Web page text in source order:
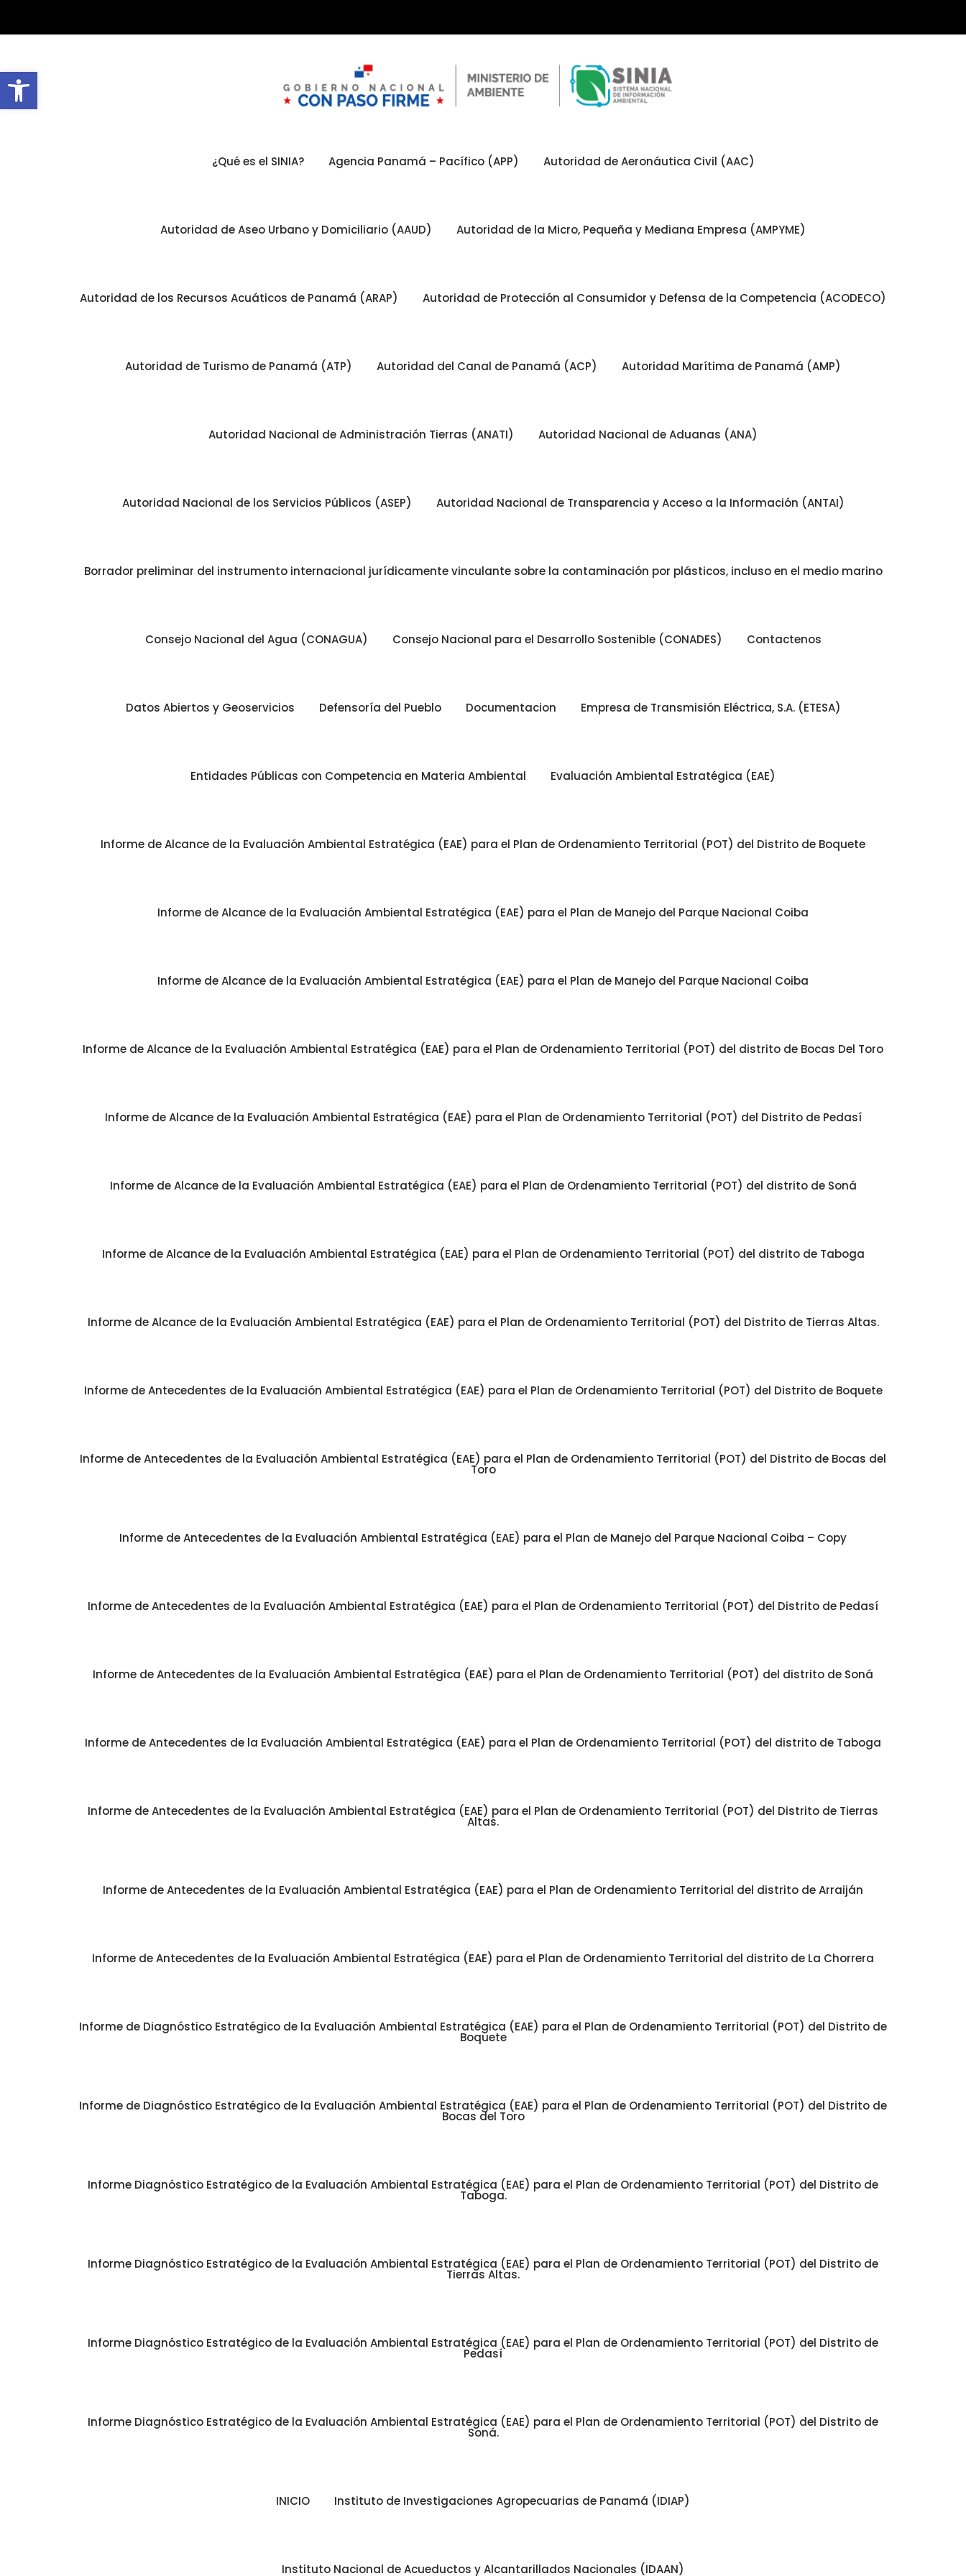
Abrir barra de herramientas
¿Qué es el SINIA? Agencia Panamá – Pacífico (APP) Autoridad de Aeronáutica Civil (AAC)
Autoridad de Aseo Urbano y Domiciliario (AAUD) Autoridad de la Micro, Pequeña y Mediana Empresa (AMPYME)
Autoridad de los Recursos Acuáticos de Panamá (ARAP) Autoridad de Protección al Consumidor y Defensa de la Competencia (ACODECO)
Autoridad de Turismo de Panamá (ATP) Autoridad del Canal de Panamá (ACP) Autoridad Marítima de Panamá (AMP)
Autoridad Nacional de Administración Tierras (ANATI) Autoridad Nacional de Aduanas (ANA)
Autoridad Nacional de los Servicios Públicos (ASEP) Autoridad Nacional de Transparencia y Acceso a la Información (ANTAI)
Borrador preliminar del instrumento internacional jurídicamente vinculante sobre la contaminación por plásticos, incluso en el medio marino
Consejo Nacional del Agua (CONAGUA) Consejo Nacional para el Desarrollo Sostenible (CONADES) Contactenos
Datos Abiertos y Geoservicios Defensoría del Pueblo Documentacion Empresa de Transmisión Eléctrica, S.A. (ETESA)
Entidades Públicas con Competencia en Materia Ambiental Evaluación Ambiental Estratégica (EAE)
Informe de Alcance de la Evaluación Ambiental Estratégica (EAE) para el Plan de Ordenamiento Territorial (POT) del Distrito de Boquete
Informe de Alcance de la Evaluación Ambiental Estratégica (EAE) para el Plan de Manejo del Parque Nacional Coiba
Informe de Alcance de la Evaluación Ambiental Estratégica (EAE) para el Plan de Manejo del Parque Nacional Coiba
Informe de Alcance de la Evaluación Ambiental Estratégica (EAE) para el Plan de Ordenamiento Territorial (POT) del distrito de Bocas Del Toro
Informe de Alcance de la Evaluación Ambiental Estratégica (EAE) para el Plan de Ordenamiento Territorial (POT) del Distrito de Pedasí
Informe de Alcance de la Evaluación Ambiental Estratégica (EAE) para el Plan de Ordenamiento Territorial (POT) del distrito de Soná
Informe de Alcance de la Evaluación Ambiental Estratégica (EAE) para el Plan de Ordenamiento Territorial (POT) del distrito de Taboga
Informe de Alcance de la Evaluación Ambiental Estratégica (EAE) para el Plan de Ordenamiento Territorial (POT) del Distrito de Tierras Altas.
Informe de Antecedentes de la Evaluación Ambiental Estratégica (EAE) para el Plan de Ordenamiento Territorial (POT) del Distrito de Boquete
Informe de Antecedentes de la Evaluación Ambiental Estratégica (EAE) para el Plan de Ordenamiento Territorial (POT) del Distrito de Bocas del
Toro
Informe de Antecedentes de la Evaluación Ambiental Estratégica (EAE) para el Plan de Manejo del Parque Nacional Coiba – Copy
Informe de Antecedentes de la Evaluación Ambiental Estratégica (EAE) para el Plan de Ordenamiento Territorial (POT) del Distrito de Pedasí
Informe de Antecedentes de la Evaluación Ambiental Estratégica (EAE) para el Plan de Ordenamiento Territorial (POT) del distrito de Soná
Informe de Antecedentes de la Evaluación Ambiental Estratégica (EAE) para el Plan de Ordenamiento Territorial (POT) del distrito de Taboga
Informe de Antecedentes de la Evaluación Ambiental Estratégica (EAE) para el Plan de Ordenamiento Territorial (POT) del Distrito de Tierras
Altas.
Informe de Antecedentes de la Evaluación Ambiental Estratégica (EAE) para el Plan de Ordenamiento Territorial del distrito de Arraiján
Informe de Antecedentes de la Evaluación Ambiental Estratégica (EAE) para el Plan de Ordenamiento Territorial del distrito de La Chorrera
Informe de Diagnóstico Estratégico de la Evaluación Ambiental Estratégica (EAE) para el Plan de Ordenamiento Territorial (POT) del Distrito de
Boquete
Informe de Diagnóstico Estratégico de la Evaluación Ambiental Estratégica (EAE) para el Plan de Ordenamiento Territorial (POT) del Distrito de
Bocas del Toro
Informe Diagnóstico Estratégico de la Evaluación Ambiental Estratégica (EAE) para el Plan de Ordenamiento Territorial (POT) del Distrito de
Taboga.
Informe Diagnóstico Estratégico de la Evaluación Ambiental Estratégica (EAE) para el Plan de Ordenamiento Territorial (POT) del Distrito de
Tierras Altas.
Informe Diagnóstico Estratégico de la Evaluación Ambiental Estratégica (EAE) para el Plan de Ordenamiento Territorial (POT) del Distrito de
Pedasí
Informe Diagnóstico Estratégico de la Evaluación Ambiental Estratégica (EAE) para el Plan de Ordenamiento Territorial (POT) del Distrito de
Soná.
INICIO Instituto de Investigaciones Agropecuarias de Panamá (IDIAP)
Instituto Nacional de Acueductos y Alcantarillados Nacionales (IDAAN)